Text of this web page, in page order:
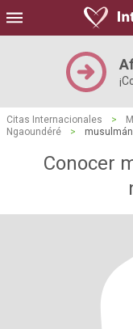
Citas Internacionales >
Ngaoundéré
> musulmán
Conocer